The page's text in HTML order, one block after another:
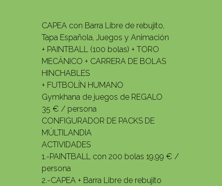
CAPEA con Barra Libre de rebujito,
Tapa Española, Juegos y Animación
+ PAINTBALL (100 bolas) + TORO
MECÁNICO + CARRERA DE BOLAS
HINCHABLES
+ FUTBOLÍN HUMANO
Gymkhana de juegos de REGALO
35 € / persona
CONFIGURADOR DE PACKS DE
MÚLTILANDIA
ACTIVIDADES
1.-PAINTBALL con 200 bolas 19,99 € /
persona
2.-CAPEA + Barra Libre de rebujito